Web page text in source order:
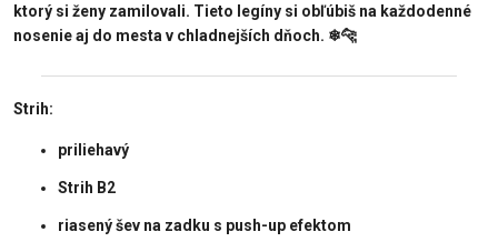
ktorý si ženy zamilovali. Tieto legíny si obľúbiš na každodenné
nosenie aj do mesta v chladnejších dňoch. ❄🐆
Strih:
priliehavý
Strih B2
riasený šev na zadku s push-up efektom